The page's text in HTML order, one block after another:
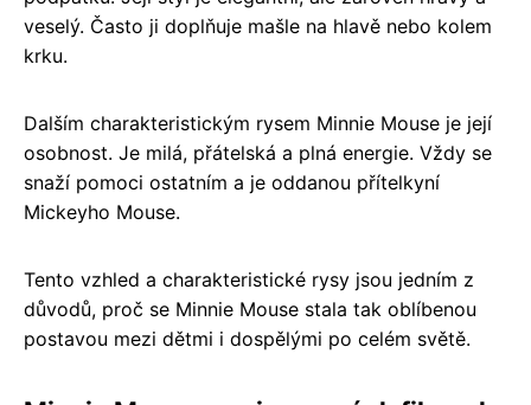
veselý. Často ji doplňuje mašle na hlavě nebo kolem
krku.
Dalším charakteristickým rysem Minnie Mouse je její
osobnost. Je milá, přátelská a plná energie. Vždy se
snaží pomoci ostatním a je oddanou přítelkyní
Mickeyho Mouse.
Tento vzhled a charakteristické rysy jsou jedním z
důvodů, proč se Minnie Mouse stala tak oblíbenou
postavou mezi dětmi i dospělými po celém světě.